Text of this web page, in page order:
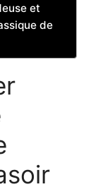
et
de